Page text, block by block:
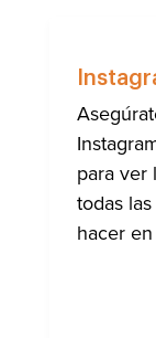
para ver
todas
hacer